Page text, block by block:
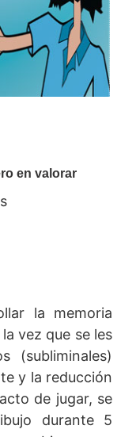
en valorar
la memoria
vez que se les
(subliminales)
y la reducción
de jugar, se
durante 5